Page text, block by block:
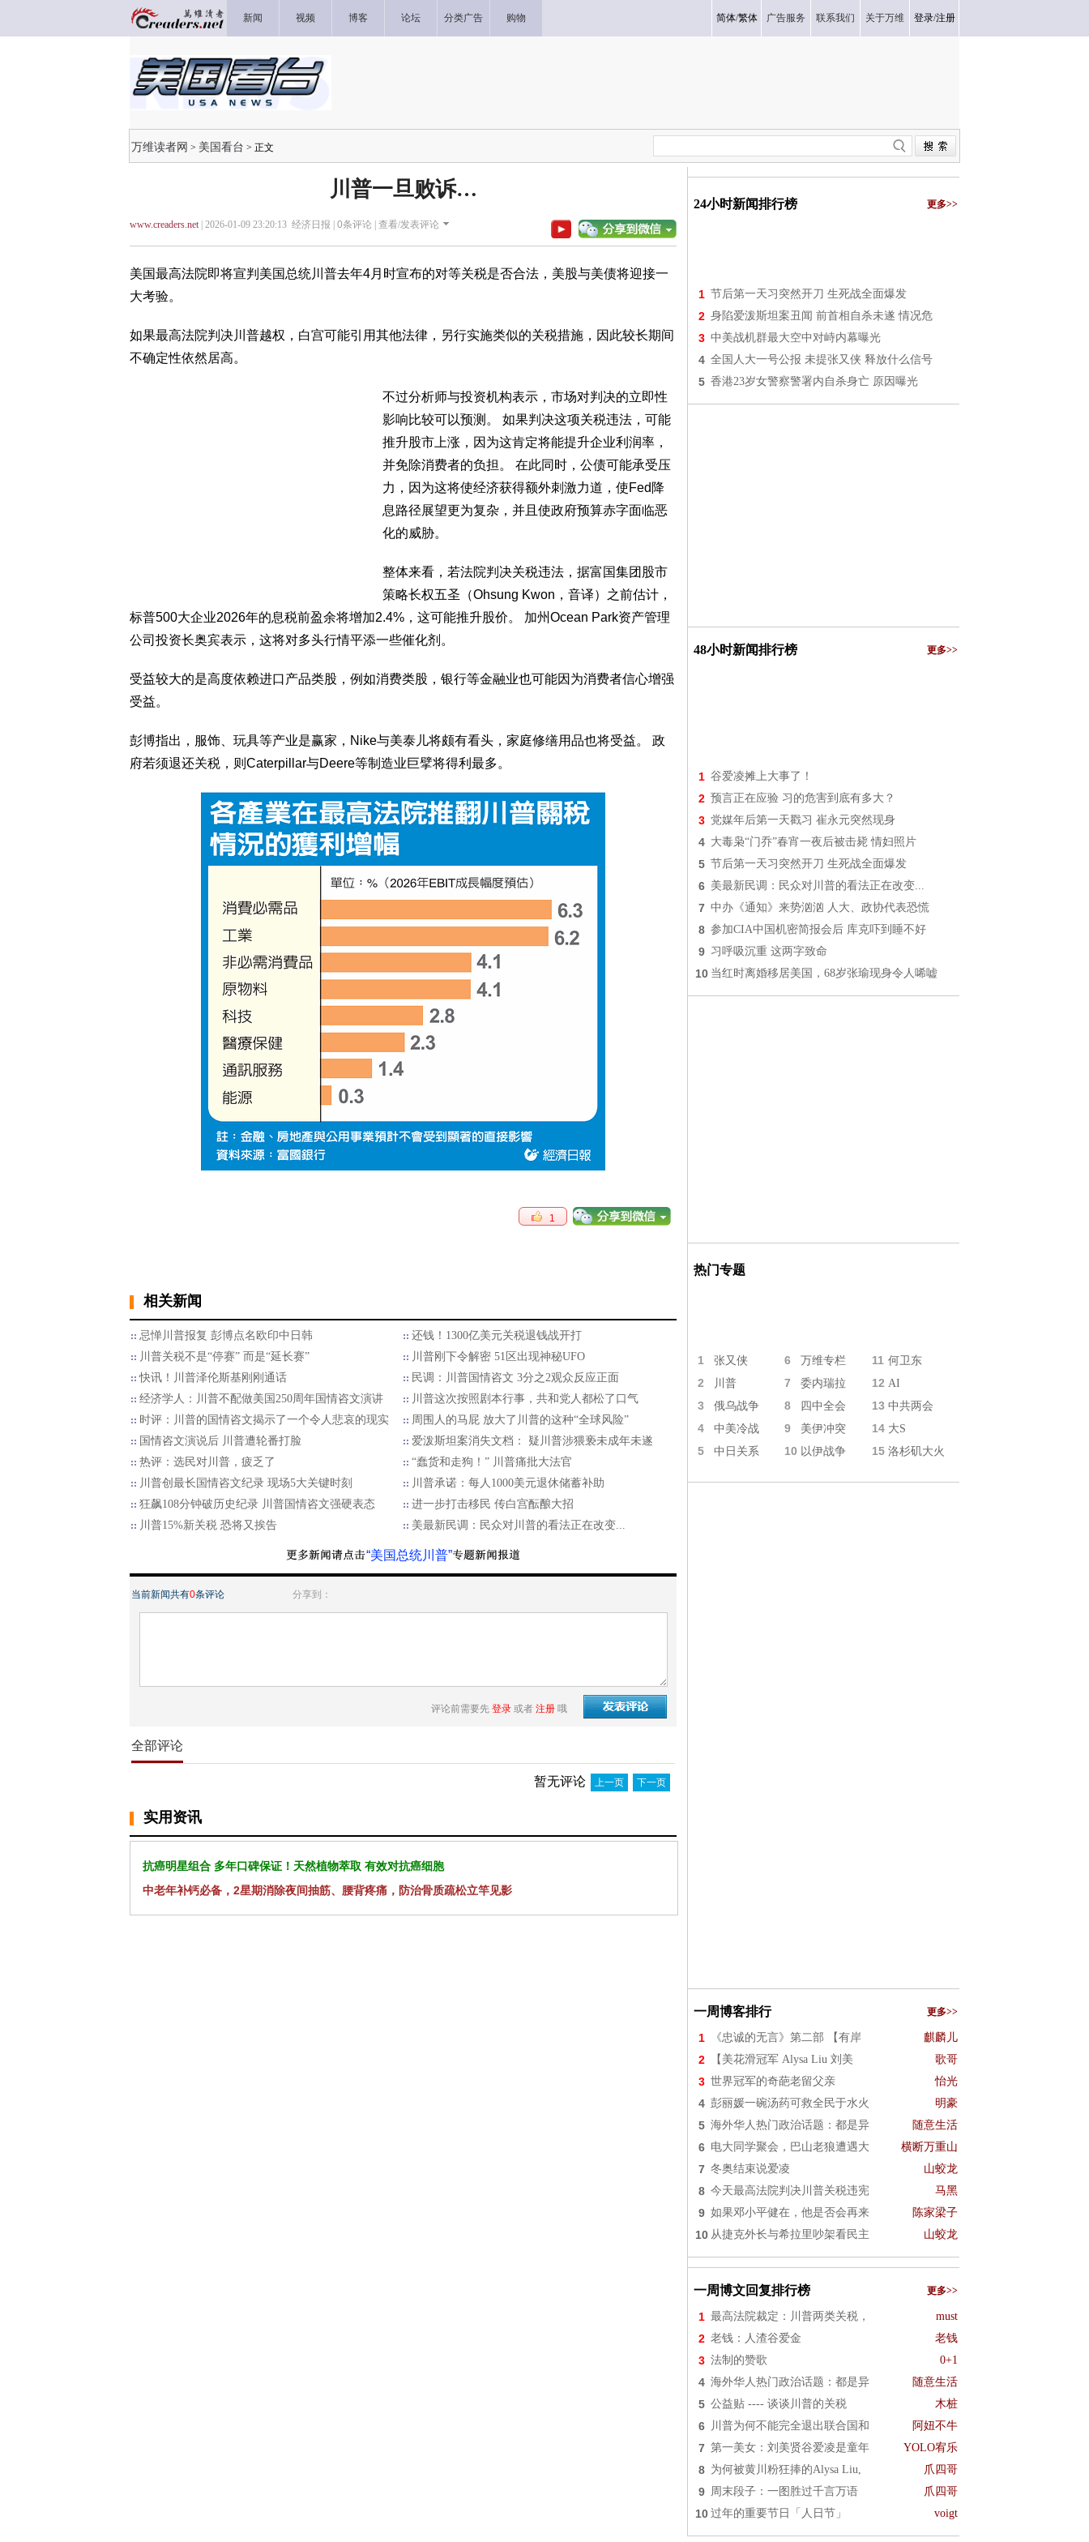
新闻 视频 博客 论坛 分类广告 购物 简体/繁体 广告服务 联系我们 关于万维 登录/注册
万维读者网 > 美国看台 > 正文
川普一旦败诉…
www.creaders.net| 2026-01-09 23:20:13 经济日报 | 0条评论 | 查看/发表评论
美国最高法院即将宣判美国总统川普去年4月时宣布的对等关税是否合法，美股与美债将迎接一
大考验。
如果最高法院判决川普越权，白宫可能引用其他法律，另行实施类似的关税措施，因此较长期间
不确定性依然居高。
不过分析师与投资机构表示，市场对判决的立即性
影响比较可以预测。 如果判决这项关税违法，可能
推升股市上涨，因为这肯定将能提升企业利润率，
并免除消费者的负担。 在此同时，公债可能承受压
力，因为这将使经济获得额外刺激力道，使Fed降
息路径展望更为复杂，并且使政府预算赤字面临恶
化的威胁。
整体来看，若法院判决关税违法，据富国集团股市
策略长权五圣（Ohsung Kwon，音译）之前估计，
标普500大企业2026年的息税前盈余将增加2.4%，这可能推升股价。 加州Ocean Park资产管理
公司投资长奥宾表示，这将对多头行情平添一些催化剂。
受益较大的是高度依赖进口产品类股，例如消费类股，银行等金融业也可能因为消费者信心增强
受益。
彭博指出，服饰、玩具等产业是赢家，Nike与美泰儿将颇有看头，家庭修缮用品也将受益。 政
府若须退还关税，则Caterpillar与Deere等制造业巨擘将得利最多。
1
相关新闻
忌惮川普报复 彭博点名欧印中日韩
还钱！1300亿美元关税退钱战开打
川普关税不是“停赛” 而是“延长赛”
川普刚下令解密 51区出现神秘UFO
快讯！川普泽伦斯基刚刚通话
民调：川普国情咨文 3分之2观众反应正面
经济学人：川普不配做美国250周年国情咨文演讲
川普这次按照剧本行事，共和党人都松了口气
时评：川普的国情咨文揭示了一个令人悲哀的现实
周围人的马屁 放大了川普的这种“全球风险”
国情咨文演说后 川普遭轮番打脸
爱泼斯坦案消失文档： 疑川普涉猥亵未成年未遂
热评：选民对川普，疲乏了
“蠢货和走狗！” 川普痛批大法官
川普创最长国情咨文纪录 现场5大关键时刻
川普承诺：每人1000美元退休储蓄补助
狂飙108分钟破历史纪录 川普国情咨文强硬表态
进一步打击移民 传白宫酝酿大招
川普15%新关税 恐将又挨告
美最新民调：民众对川普的看法正在改变...
“美国总统川普”
当前新闻共有0条评论 分享到：
评论前需要先 登录 或者 注册 哦
全部评论
暂无评论 上一页 下一页
实用资讯
抗癌明星组合 多年口碑保证！天然植物萃取 有效对抗癌细胞
中老年补钙必备，2星期消除夜间抽筋、腰背疼痛，防治骨质疏松立竿见影
24小时新闻排行榜 更多>>
1 节后第一天习突然开刀 生死战全面爆发
2 身陷爱泼斯坦案丑闻 前首相自杀未遂 情况危
3 中美战机群最大空中对峙内幕曝光
4 全国人大一号公报 未提张又侠 释放什么信号
5 香港23岁女警察警署内自杀身亡 原因曝光
48小时新闻排行榜 更多>>
1 谷爱凌摊上大事了！
2 预言正在应验 习的危害到底有多大？
3 党媒年后第一天戳习 崔永元突然现身
4 大毒枭“门乔”春宵一夜后被击毙 情妇照片
5 节后第一天习突然开刀 生死战全面爆发
6 美最新民调：民众对川普的看法正在改变...
7 中办《通知》来势汹汹 人大、政协代表恐慌
8 参加CIA中国机密简报会后 库克吓到睡不好
9 习呼吸沉重 这两字致命
10 当红时离婚移居美国，68岁张瑜现身令人唏嘘
热门专题
1 张又侠 6 万维专栏 11 何卫东
2 川普 7 委内瑞拉 12 AI
3 俄乌战争 8 四中全会 13 中共两会
4 中美冷战 9 美伊冲突 14 大S
5 中日关系 10 以伊战争 15 洛杉矶大火
一周博客排行 更多>>
1 《忠诚的无言》第二部 【有岸 麒麟儿
2 【美花滑冠军 Alysa Liu 刘美 歌哥
3 世界冠军的奇葩老留父亲 怡光
4 彭丽媛一碗汤药可救全民于水火 明豪
5 海外华人热门政治话题：都是异 随意生活
6 电大同学聚会，巴山老狼遭遇大 横断万重山
7 冬奥结束说爱凌 山蛟龙
8 今天最高法院判决川普关税违宪 马黑
9 如果邓小平健在，他是否会再来 陈家梁子
10 从捷克外长与希拉里吵架看民主 山蛟龙
一周博文回复排行榜 更多>>
1 最高法院裁定：川普两类关税， must
2 老钱：人渣谷爱金 老钱
3 法制的赞歌 0+1
4 海外华人热门政治话题：都是异 随意生活
5 公益贴 ---- 谈谈川普的关税 木桩
6 川普为何不能完全退出联合国和 阿妞不牛
7 第一美女：刘美贤谷爱凌是童年 YOLO宥乐
8 为何被黄川粉狂捧的Alysa Liu, 爪四哥
9 周末段子：一图胜过千言万语 爪四哥
10 过年的重要节日「人日节」 voigt